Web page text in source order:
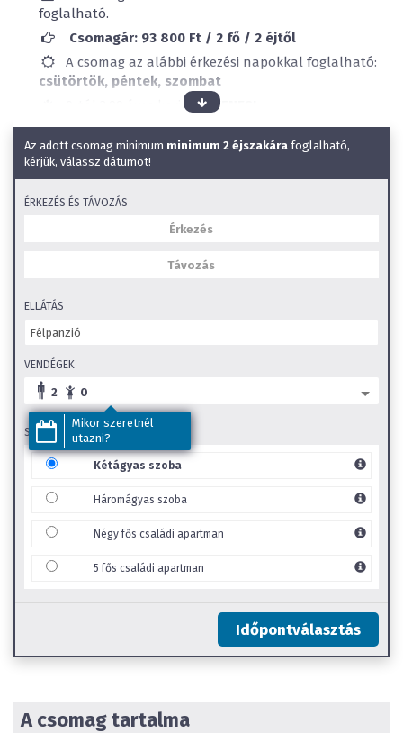
foglalható.
Csomagár: 93 800 Ft / 2 fő / 2 éjtől
A csomag az alábbi érkezési napokkal foglalható:
csütörtök, péntek, szombat
0-tól 3,99 éves korig
INGYENES!
Elérhető ellátások:Félpanzió
Étel allergiákra való figyelés
Wellness szálloda
Állatbarát
Kültéri úszómedence
Beltéri gyerekmedence
SZéP Kártya elfogadóhely
Családi szobák
Gyerekkedvezmények:
Kétágyas szoba
-tól3,99éves korig:
/ csomag / gyerek
-tól3,99éves korig:
INGYENES
0-tól 3,99éves korig:
Az adott csomag minimum minimum 2 éjszakára foglalható,
kérjük, válassz dátumot!
ÉRKEZÉS ÉS TÁVOZÁS
Mikor szeretnél
utazni?
ELLÁTÁS
VENDÉGEK
2 0
SZOBA TÍPUS
Kétágyas szoba
Háromágyas szoba
Négy fős családi apartman
5 fős családi apartman
Időpontválasztás
A csomag tartalma